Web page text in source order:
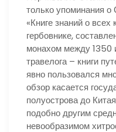
только упоминания
«Книге знаний о всех
гербовнике,
монахом между 1350
травелога – книги
явно пользовался
обзор касается
полуострова до
подобно другим
невообразимом